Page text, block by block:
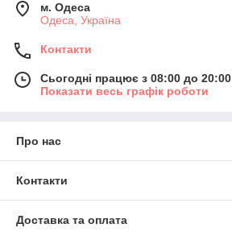
м. Одеса
Одеса, Україна
Контакти
Сьогодні працює з 08:00 до 20:00
Показати весь графік роботи
Про нас
Контакти
Доставка та оплата